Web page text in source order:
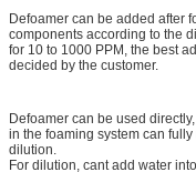
Defoamer can be added after
components according to the
for 10 to 1000 PPM, the best
decided by the customer.
Defoamer can be used
in the foaming system can
dilution.
For dilution, cant add water